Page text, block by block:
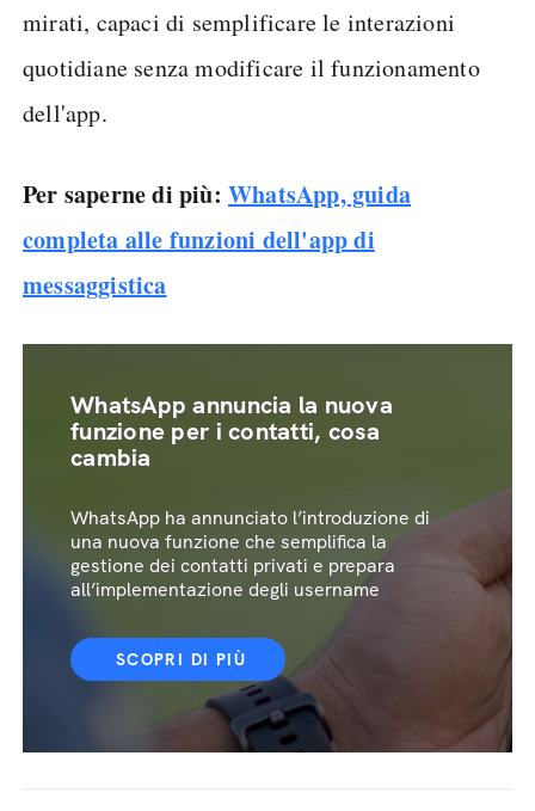
mirati, capaci di semplificare le interazioni
quotidiane senza modificare il funzionamento
dell'app.
Per saperne di più: WhatsApp, guida
completa alle funzioni dell'app di
messaggistica
WhatsApp annuncia la nuova
funzione per i contatti, cosa
cambia
WhatsApp ha annunciato l’introduzione di
una nuova funzione che semplifica la
gestione dei contatti privati e prepara
all’implementazione degli username
SCOPRI DI PIÙ